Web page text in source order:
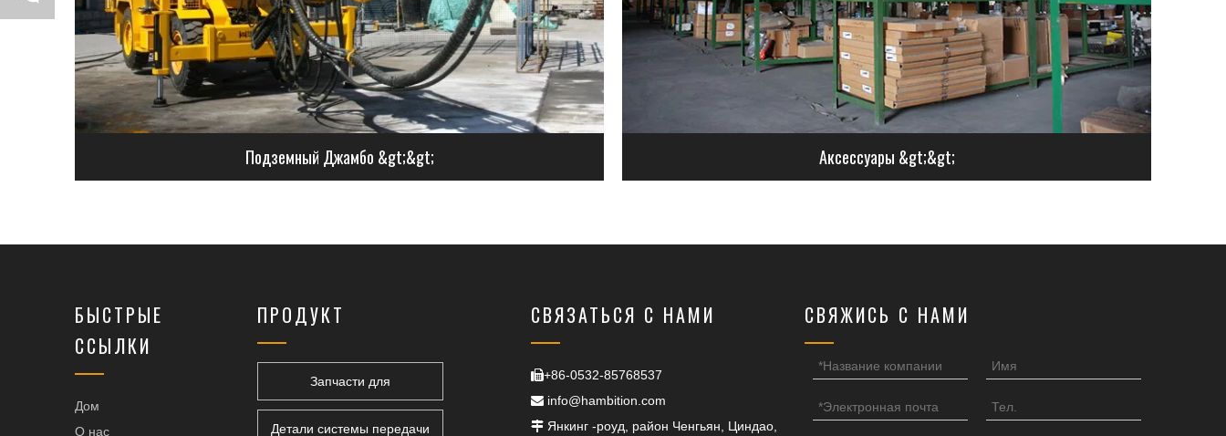
Подземный Джамбо &gt;&gt; Аксессуары &gt;&gt;
БЫСТРЫЕ
ССЫЛКИ
Дом
О нас
ПРОДУКТ
Запчасти для
Детали системы передачи
СВЯЗАТЬСЯ С НАМИ
+86-0532-85768537
 info@hambition.com
 Янкинг -роуд, район Ченгьян, Циндао,
СВЯЖИСЬ С НАМИ